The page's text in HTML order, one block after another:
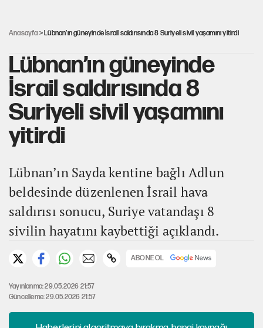
Anasayfa > Lübnan’ın güneyinde İsrail saldırısında 8 Suriyeli sivil yaşamını yitirdi
Lübnan’ın güneyinde
İsrail saldırısında 8
Suriyeli sivil yaşamını
yitirdi
Lübnan’ın Sayda kentine bağlı Adlun
beldesinde düzenlenen İsrail hava
saldırısı sonucu, Suriye vatandaşı 8
sivilin hayatını kaybettiği açıklandı.
ABONE OL
Yayınlanma: 29.05.2026 21:57
Güncelleme: 29.05.2026 21:57